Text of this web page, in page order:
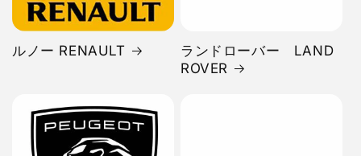
ルノー RENAULT
ランドローバー LAND
ROVER